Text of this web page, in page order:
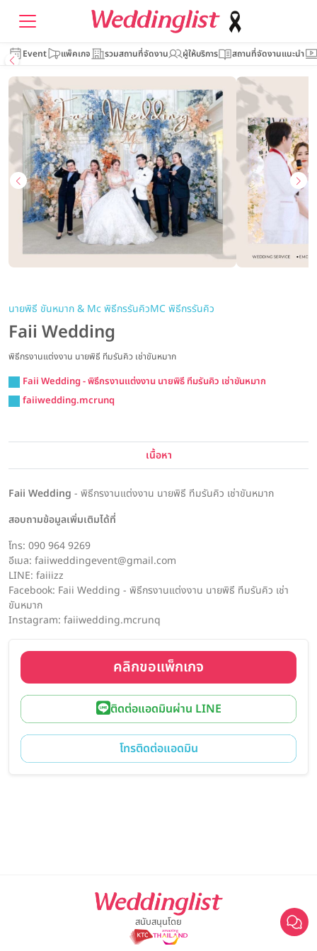
Event แพ็คเกจ รวมสถานที่จัดงาน ผู้ให้บริการ สถานที่จัดงานแนะนำ
นายพิธี ขันหมาก & Mc พิธีกรรันคิวMC พิธีกรรันคิว
Faii Wedding
พิธีกรงานแต่งงาน นายพิธี ทีมรันคิว เช่าขันหมาก
Faii Wedding - พิธีกรงานแต่งงาน นายพิธี ทีมรันคิว เช่าขันหมาก
faiiwedding.mcrunq
เนื้อหา
Faii Wedding - พิธีกรงานแต่งงาน นายพิธี ทีมรันคิว เช่าขันหมาก
สอบถามข้อมูลเพิ่มเติมได้ที่
โทร: 090 964 9269
อีเมล: faiiweddingevent@gmail.com
LINE: faiiizz
Facebook: Faii Wedding - พิธีกรงานแต่งงาน นายพิธี ทีมรันคิว เช่า
ขันหมาก
Instagram: faiiwedding.mcrunq
คลิกขอแพ็กเกจ
ติดต่อแอดมินผ่าน LINE
โทรติดต่อแอดมิน
สนับสนุนโดย